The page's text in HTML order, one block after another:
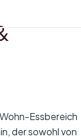
Essbereich
der sowohl von